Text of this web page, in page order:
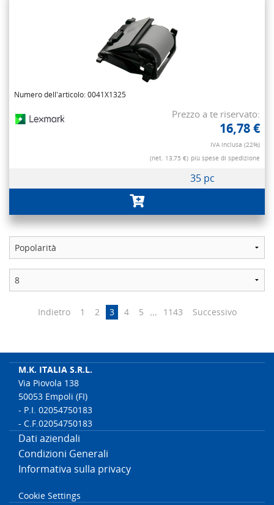
Numero dell'articolo: 0041X1325
Prezzo a te riservato:
16,78 €
IVA inclusa (22%)
(net. 13,75 €) più spese di spedizione
35 pc
Indietro 1 2 3 4 5 ... 1143 Successivo
M.K. ITALIA S.R.L.
Via Piovola 138
50053 Empoli (FI)
- P.I. 02054750183
- C.F.02054750183
Dati aziendali
Condizioni Generali
Informativa sulla privacy
Cookie Settings